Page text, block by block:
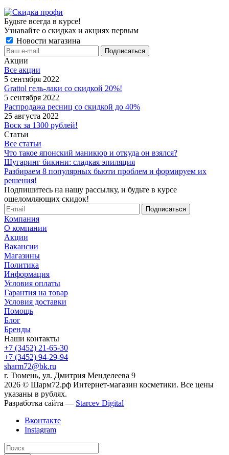
Будьте всегда в курсе!
Узнавайте о скидках и акциях первым
Новости магазина
Акции
Все акции
5 сентября 2022
Grattol гель-лаки со скидкой 20%!
5 сентября 2022
Распродажа ресниц со скидкой до 40%
25 августа 2022
Воск за 1300 рублей!
Статьи
Все статьи
Что такое японский маникюр и откуда он взялся?
Шугаринг бикини: сладкая эпиляция
Разбираем 8 популярных бьюти проблем и формируем их
решения!
Подпишитесь на нашу рассылку, и будьте в курсе
ошеломляющих скидок!
Компания
О компании
Акции
Вакансии
Магазины
Политика
Информация
Условия оплаты
Гарантия на товар
Условия доставки
Помощь
Блог
Бренды
Наши контакты
+7 (3452) 21-65-30
+7 (3452) 94-29-94
sharm72@bk.ru
г. Тюмень, ул. Дмитрия Менделеева 9
2026 © Шарм72.рф Интернет-магазин косметики. Все цены
указаны в рублях.
Разработка сайта — Starcev Digital
Вконтакте
Instagram